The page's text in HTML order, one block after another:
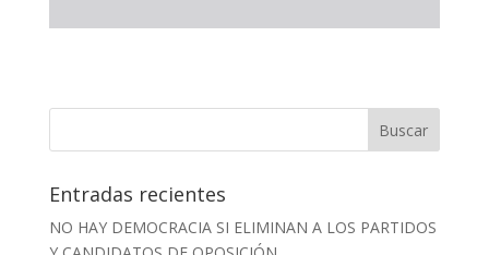
Entradas recientes
NO HAY DEMOCRACIA SI ELIMINAN A LOS PARTIDOS